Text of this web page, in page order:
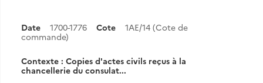
Date 1700-1776 Cote
1AE/14 (Cote de
commande)
Contexte : Copies d'actes civils reçus à la
chancellerie du consulat...